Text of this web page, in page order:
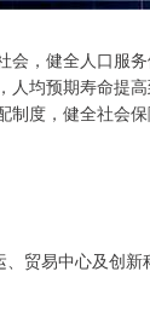
，健全人口服
均预期寿命提
度，健全社会保
贸易中心及创
北证50